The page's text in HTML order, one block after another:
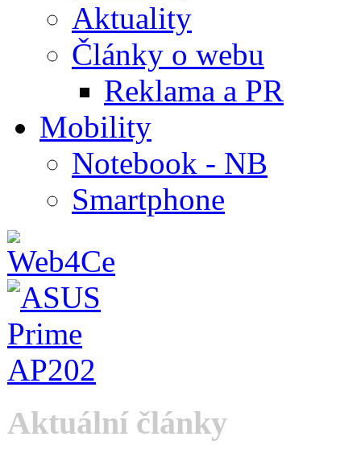
Aktuality
Články o webu
Reklama a PR
Mobility
Notebook - NB
Smartphone
Aktuální články